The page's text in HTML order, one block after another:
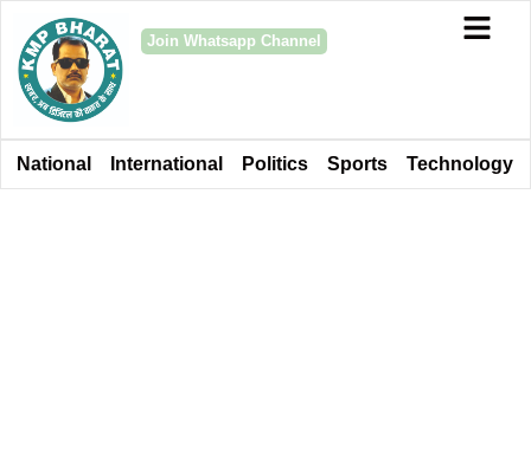
Join Whatsapp Channel
National International Politics Sports Technology